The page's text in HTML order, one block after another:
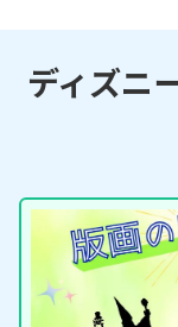
ディズニ